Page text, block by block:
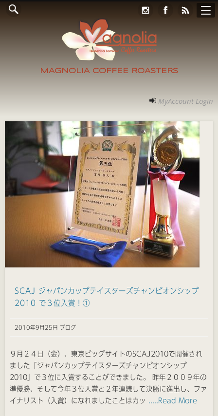
MAGNOLIA COFFEE ROASTERS
ホーム
ご案内
Online Store
フォト
アクセス
コンタクト
RECRUIT
MyAccount Login
MyAccount Login
SCAJ ジャパンカップテイスターズチャンピオンシップ
2010 で３位入賞！①
2010年9月25日 ブログ
９月２４日（金）、東京ビッグサイトのSCAJ2010で開催され
ました「ジャパンカップテイスターズチャンピオンシップ
2010」で３位に入賞することができました。 昨年２００９年の
準優勝、そして今年３位入賞と２年連続して決勝に進出し、ファ
イナリスト（入賞）になれましたことはカッ .....Read More